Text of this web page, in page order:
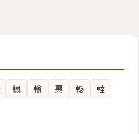
䡪 輸 軣 轗
䡜